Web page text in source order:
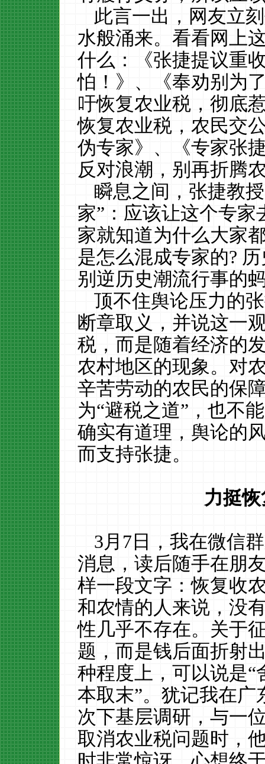
此言一出，网友立
水般涌来。看看网上
什么：《张捷提议重
怕！》、《奉劝别为
吁恢复农业税，彻底
恢复农业税，农民交
伪专家》、《专家张
反对浪潮，别再折腾
瞬息之间，张捷教
家”：应该让这个专家
家就知道为什么大家
是怎么混成专家的?历
别逆历史潮流行事的
顶不住舆论压力的
断章取义，并说这一
税，而是随着经济的
农村地区的现象。对
辛苦劳动的农民的保
为“避税之道”，也不能
确实有道理，舆论的
而支持张捷。
力挺
3月7日，我在微信
消息，读后随手在朋
样一段文字：恢复收
和农情的人来说，没
性几乎不存在。关于
题，而是钱后面折射
种程度上，可以说是“
本取末”。犹记我在广
次下基层调研，与一
取消农业税问题时，